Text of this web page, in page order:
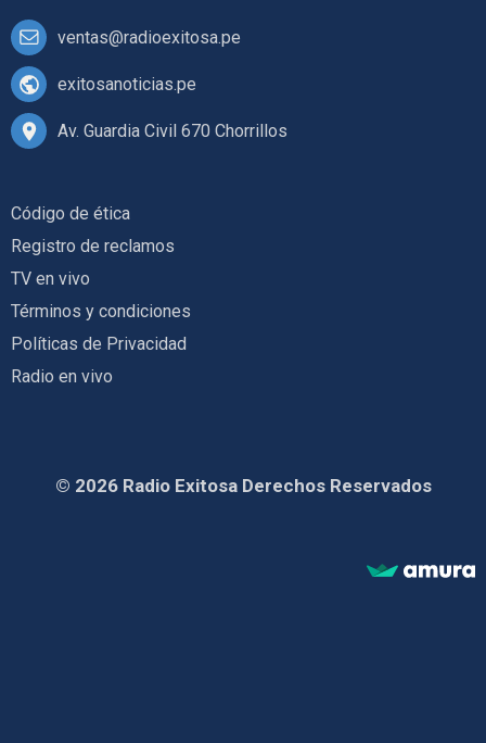
ventas@radioexitosa.pe
exitosanoticias.pe
Av. Guardia Civil 670 Chorrillos
Código de ética
Registro de reclamos
TV en vivo
Términos y condiciones
Políticas de Privacidad
Radio en vivo
© 2026 Radio Exitosa Derechos Reservados